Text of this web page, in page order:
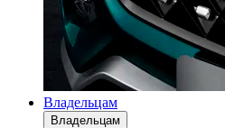
Владельцам
Владельцам